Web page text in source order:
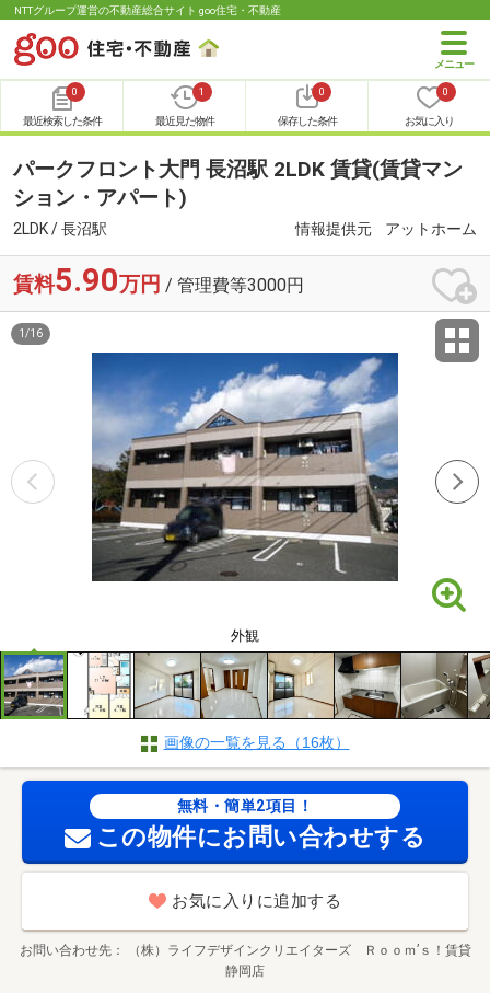
NTTグループ運営の不動産総合サイト goo住宅・不動産
0
最近検索した条件
1
最近見た物件
0
保存した条件
0
お気に入り
パークフロント大門 長沼駅 2LDK 賃貸(賃貸マン
ション・アパート)
2LDK / 長沼駅 情報提供元 アットホーム
賃料5.90万円 / 管理費等3000円
外観
1 /16
画像の一覧を見る（16枚）
無料・簡単2項目！
この物件にお問い合わせする
お気に入りに追加する
お問い合わせ先
（株）ライフデザインクリエイターズ Ｒｏｏｍ’ｓ！賃貸
静岡店